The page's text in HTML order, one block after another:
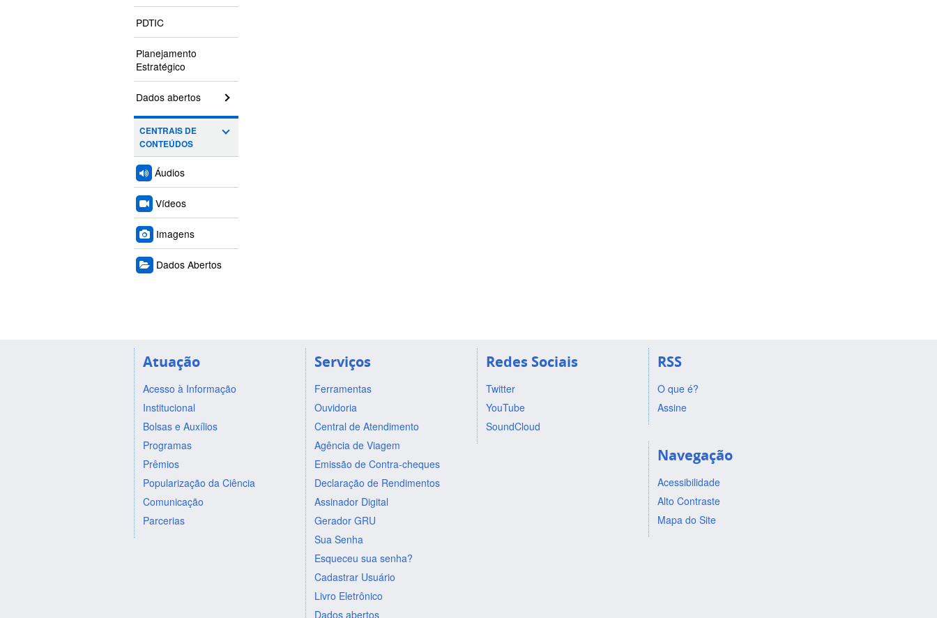
PDTIC
Planejamento
Estratégico
Dados abertos
CENTRAIS DE
CONTEÚDOS
Áudios
Vídeos
Imagens
Dados Abertos
Atuação
Acesso à Informação
Institucional
Bolsas e Auxílios
Programas
Prêmios
Popularização da Ciência
Comunicação
Parcerias
Serviços
Ferramentas
Ouvidoria
Central de Atendimento
Agência de Viagem
Emissão de Contra-cheques
Declaração de Rendimentos
Assinador Digital
Gerador GRU
Sua Senha
Esqueceu sua senha?
Cadastrar Usuário
Livro Eletrônico
Dados abertos
Redes Sociais
Twitter
YouTube
SoundCloud
RSS
O que é?
Assine
Navegação
Acessibilidade
Alto Contraste
Mapa do Site